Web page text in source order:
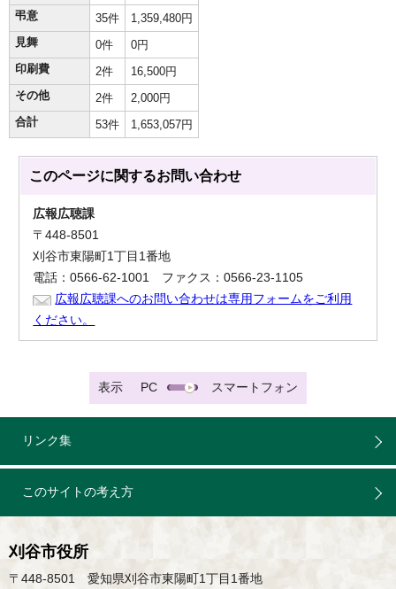
弔意
35件
1,359,480円
見舞
0件
0円
印刷費
2件
16,500円
その他
2件
2,000円
合計
53件 1,653,057円
このページに関するお問い合わせ
広報広聴課
〒448-8501
刈谷市東陽町1丁目1番地
電話：0566-62-1001 ファクス：0566-23-1105
広報広聴課へのお問い合わせは専用フォームをご利用
ください。
表示 PC スマートフォン
リンク集
このサイトの考え方
刈谷市役所
〒448-8501 愛知県刈谷市東陽町1丁目1番地